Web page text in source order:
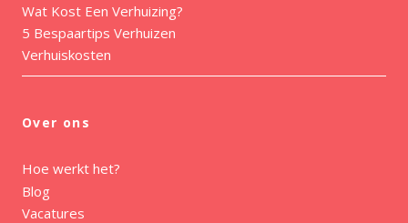
Wat Kost Een Verhuizing?
5 Bespaartips Verhuizen
Verhuiskosten
Over ons
Hoe werkt het?
Blog
Vacatures